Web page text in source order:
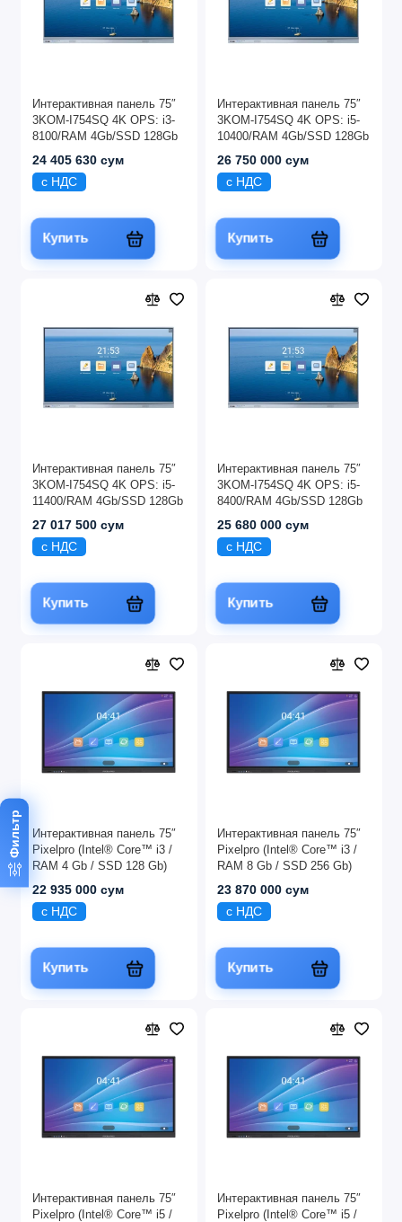
Фильтр
Интерактивная панель 75″
3KOM-I754SQ 4K OPS: i3-
8100/RAM 4Gb/SSD 128Gb
24 405 630 сум
с НДС
Купить
Интерактивная панель 75″
3KOM-I754SQ 4K OPS: i5-
10400/RAM 4Gb/SSD 128Gb
26 750 000 сум
с НДС
Купить
Интерактивная панель 75″
3KOM-I754SQ 4K OPS: i5-
11400/RAM 4Gb/SSD 128Gb
27 017 500 сум
с НДС
Купить
Интерактивная панель 75″
3KOM-I754SQ 4K OPS: i5-
8400/RAM 4Gb/SSD 128Gb
25 680 000 сум
с НДС
Купить
Интерактивная панель 75″
Pixelpro (Intel® Core™ i3 /
RAM 4 Gb / SSD 128 Gb)
22 935 000 сум
с НДС
Купить
Интерактивная панель 75″
Pixelpro (Intel® Core™ i3 /
RAM 8 Gb / SSD 256 Gb)
23 870 000 сум
с НДС
Купить
Интерактивная панель 75″
Pixelpro (Intel® Core™ i5 /
Интерактивная панель 75″
Pixelpro (Intel® Core™ i5 /